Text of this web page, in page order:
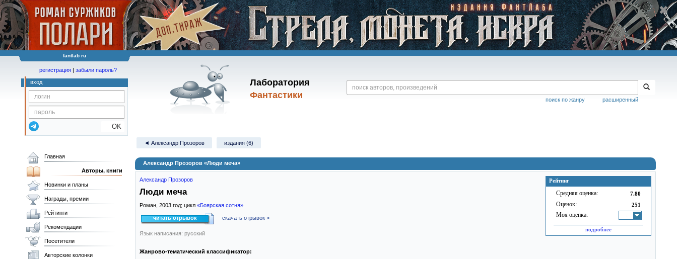
fantlab ru
Лаборатория
Фантастики
расширенный
поиск по жанру
регистрация | забыли пароль?
вход
OK
◄ Александр Прозоров издания (6)
Александр Прозоров «Люди меча»
Рейтинг
Средняя оценка: 7.80
Оценок: 251
Моя оценка: -
подробнее
Александр Прозоров
Люди меча
Роман, 2003 год; цикл «Боярская сотня»
читать отрывок скачать отрывок >
Язык написания: русский
Жанрово-тематический классификатор:
Главная
Авторы, книги
Новинки и планы
Награды, премии
Рейтинги
Рекомендации
Посетители
Авторские колонки